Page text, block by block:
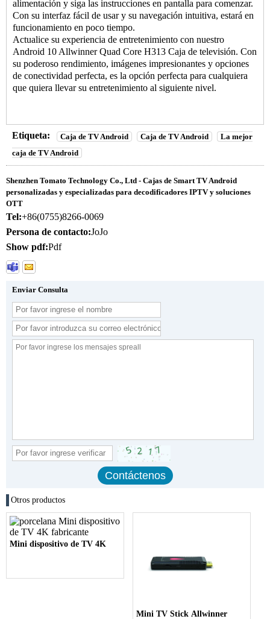
alimentación y siga las instrucciones en pantalla para comenzar.
Con su interfaz fácil de usar y su navegación intuitiva, estará en
funcionamiento en poco tiempo.
Actualice su experiencia de entretenimiento con nuestro
Android 10 Allwinner Quad Core H313 Caja de televisión. Con
su poderoso rendimiento, imágenes impresionantes y opciones
de conectividad perfecta, es la opción perfecta para cualquiera
que quiera llevar su entretenimiento al siguiente nivel.
Etiqueta: Caja de TV Android Caja de TV Android
La mejor
caja de TV Android
Shenzhen Tomato Technology Co., Ltd - Cajas de Smart TV Android
personalizadas y especializadas para decodificadores IPTV y soluciones
OTT
Tel:+86(0755)8266-0069
Persona de contacto:JoJo
Show pdf:Pdf
Enviar Consulta
Otros productos
Mini dispositivo de TV 4K
Mini TV Stick Allwinner